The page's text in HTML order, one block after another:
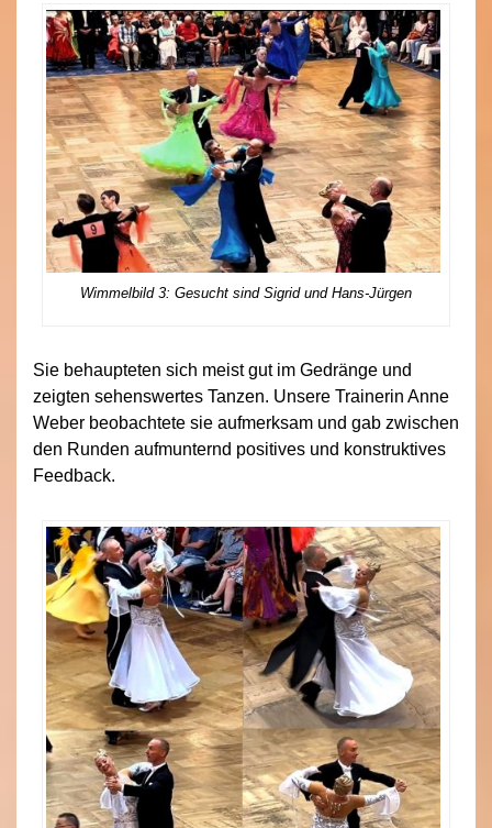
Wimmelbild 3: Gesucht sind Sigrid und Hans-Jürgen
Sie behaupteten sich meist gut im Gedränge und
zeigten sehenswertes Tanzen. Unsere Trainerin Anne
Weber beobachtete sie aufmerksam und gab zwischen
den Runden aufmunternd positives und konstruktives
Feedback.